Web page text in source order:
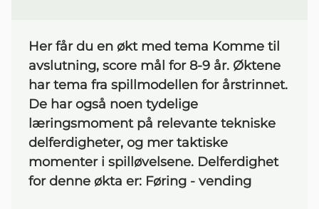
Her får du en økt med tema Komme til
avslutning, score mål for 8-9 år. Øktene
har tema fra spillmodellen for årstrinnet.
De har også noen tydelige
læringsmoment på relevante tekniske
delferdigheter, og mer taktiske
momenter i spilløvelsene. Delferdighet
for denne økta er: Føring - vending